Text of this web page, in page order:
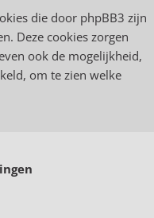
die door phpBB3 zijn
Deze cookies zorgen
ook de mogelijkheid,
om te zien welke